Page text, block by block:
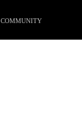
COMMUNITY